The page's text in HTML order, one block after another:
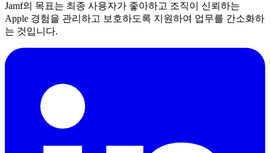
Jamf의 목표는 최종 사용자가 좋아하고 조직이 신뢰하는
Apple 경험을 관리하고 보호하도록 지원하여 업무를 간소화하
는 것입니다.